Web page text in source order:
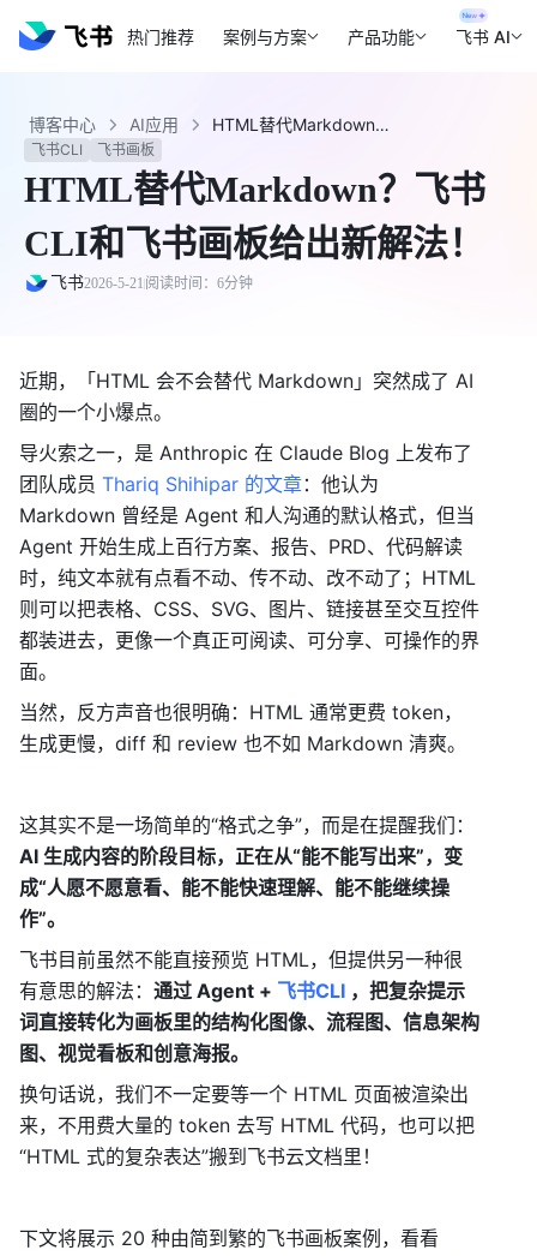
热门推荐 案例与方案 产品功能 飞书 AI
博客中心 AI应用 HTML替代Markdown？飞书CLI和飞书画板给出新解法！ - 飞书官网
飞书CLI 飞书画板
HTML替代Markdown？飞书
CLI和飞书画板给出新解法！
飞书2026-5-21阅读时间：6分钟
近期，「HTML 会不会替代 Markdown」突然成了 AI
圈的一个小爆点。
导火索之一，是 Anthropic 在 Claude Blog 上发布了
团队成员 Thariq Shihipar 的文章：他认为
Markdown 曾经是 Agent 和人沟通的默认格式，但当
Agent 开始生成上百行方案、报告、PRD、代码解读
时，纯文本就有点看不动、传不动、改不动了；HTML
则可以把表格、CSS、SVG、图片、链接甚至交互控件
都装进去，更像一个真正可阅读、可分享、可操作的界
面。
当然，反方声音也很明确：HTML 通常更费 token，
生成更慢，diff 和 review 也不如 Markdown 清爽。
这其实不是一场简单的“格式之争”，而是在提醒我们：
AI 生成内容的阶段目标，正在从“能不能写出来”，变
成“人愿不愿意看、能不能快速理解、能不能继续操
作”。
飞书目前虽然不能直接预览 HTML，但提供另一种很
有意思的解法： 通过 Agent + 飞书CLI ，把复杂提示
词直接转化为画板里的结构化图像、流程图、信息架构
图、视觉看板和创意海报。
换句话说，我们不一定要等一个 HTML 页面被渲染出
来，不用费大量的 token 去写 HTML 代码，也可以把
“HTML 式的复杂表达”搬到飞书云文档里！
下文将展示 20 种由简到繁的飞书画板案例，看看